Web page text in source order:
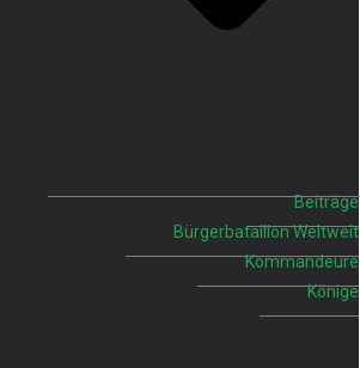
Beiträge
Bürgerbataillon Weltweit
Kommandeure
Könige